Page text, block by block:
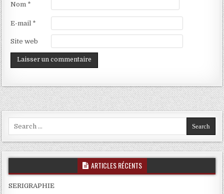
Nom *
E-mail *
Site web
ARTICLES RÉCENTS
SERIGRAPHIE